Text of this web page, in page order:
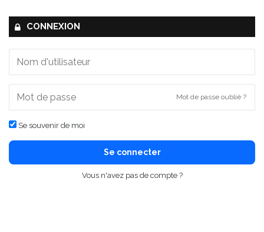
CONNEXION
Mot de passe oublié ?
Se souvenir de moi
Se connecter
Vous n'avez pas de compte ?